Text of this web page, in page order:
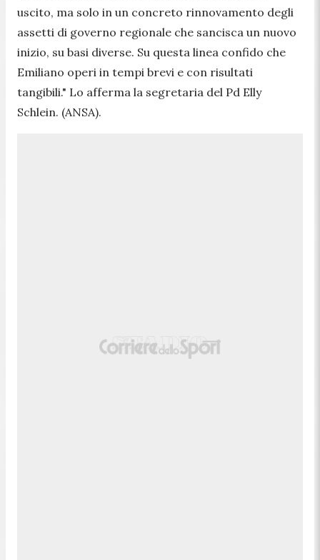
uscito, ma solo in un concreto rinnovamento degli
assetti di governo regionale che sancisca un nuovo
inizio, su basi diverse. Su questa linea confido che
Emiliano operi in tempi brevi e con risultati
tangibili." Lo afferma la segretaria del Pd Elly
Schlein. (ANSA).